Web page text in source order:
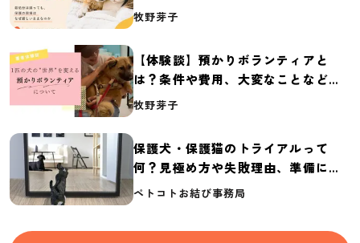
体の実態調査【保護犬・保護猫白書
牧野芽子
【体験談】預かりボランティアと
は？条件や費用、大変なことなど紹
介
牧野芽子
保護犬・保護猫のトライアルって
何？見極め方や失敗理由、準備に必
要なものを紹介
ペトコトお結び事務局